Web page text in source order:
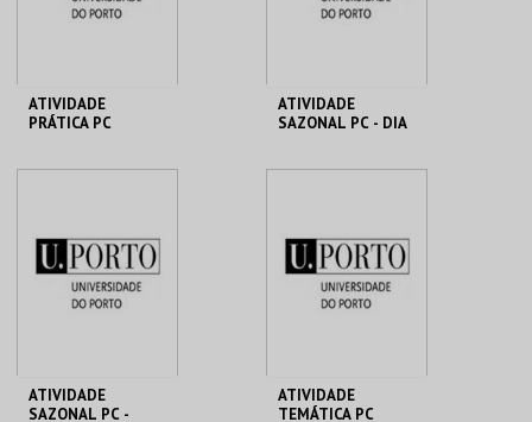
COMPRAR COMPRAR
ATIVIDADE
PRÁTICA PC
MAIS INFO
COMPRAR
ATIVIDADE
SAZONAL PC - DIA
MAIS INFO
COMPRAR
ATIVIDADE
SAZONAL PC -
ATIVIDADE
TEMÁTICA PC